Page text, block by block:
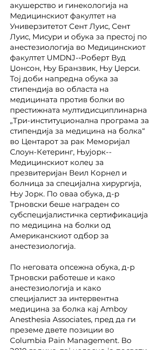
акушерство и гинекологија на
Медицинскиот факултет на
Универзитетот Сент Луис, Сент
Луис, Мисури и обука за престој по
анестезиологија во Медицинскиот
факултет UMDNJ-‐Роберт Вуд
Џонсон, Њу Бранзвик, Њу Џерси.
Тој доби напредна обука за
стипендија во областа на
медицината против болки во
престижната мултидисциплинарна
„Три-институционална програма за
стипендија за медицина на болка“
во Центарот за рак Меморијал
Слоун-Кетеринг, Њујорк--
Медицинскиот колеџ за
презвитеријан Веил Корнел и
болница за специјална хирургија,
Њу Јорк. По оваа обука, д-р
Трновски беше награден со
субспецијалистичка сертификација
по медицина на болки од
Американскиот одбор за
анестезиологија.
По неговата опсежна обука, д-р
Трновски работеше и како
анестезиологија и како
специјалист за интервентна
медицина за болка кај Amboy
Anesthesia Associates, пред да ги
преземе двете позиции во
Columbia Pain Management. Во